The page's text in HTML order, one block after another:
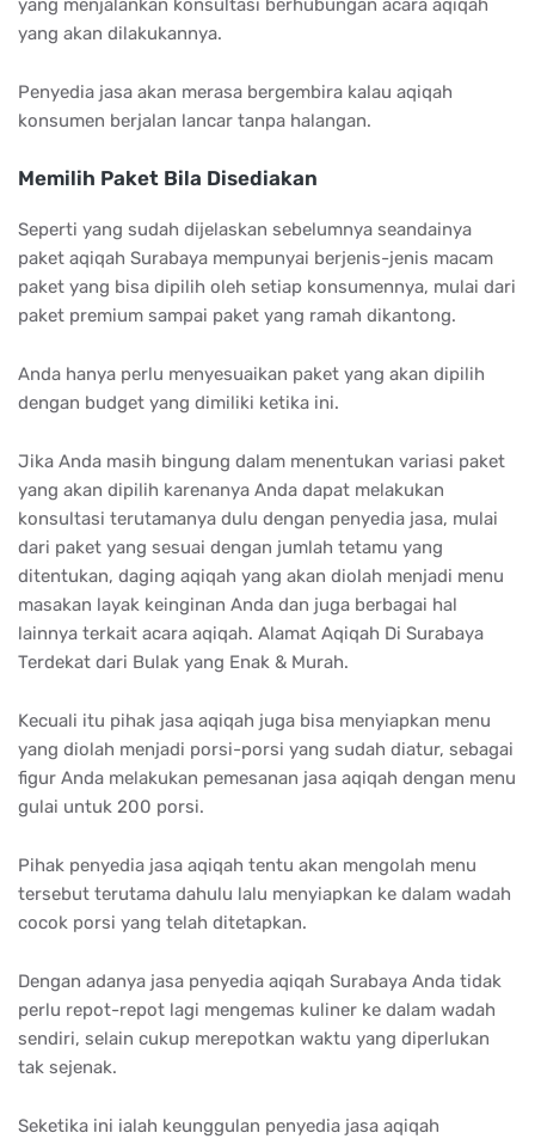
yang menjalankan konsultasi berhubungan acara aqiqah
yang akan dilakukannya.
Penyedia jasa akan merasa bergembira kalau aqiqah
konsumen berjalan lancar tanpa halangan.
Memilih Paket Bila Disediakan
Seperti yang sudah dijelaskan sebelumnya seandainya
paket aqiqah Surabaya mempunyai berjenis-jenis macam
paket yang bisa dipilih oleh setiap konsumennya, mulai dari
paket premium sampai paket yang ramah dikantong.
Anda hanya perlu menyesuaikan paket yang akan dipilih
dengan budget yang dimiliki ketika ini.
Jika Anda masih bingung dalam menentukan variasi paket
yang akan dipilih karenanya Anda dapat melakukan
konsultasi terutamanya dulu dengan penyedia jasa, mulai
dari paket yang sesuai dengan jumlah tetamu yang
ditentukan, daging aqiqah yang akan diolah menjadi menu
masakan layak keinginan Anda dan juga berbagai hal
lainnya terkait acara aqiqah. Alamat Aqiqah Di Surabaya
Terdekat dari Bulak yang Enak & Murah.
Kecuali itu pihak jasa aqiqah juga bisa menyiapkan menu
yang diolah menjadi porsi-porsi yang sudah diatur, sebagai
figur Anda melakukan pemesanan jasa aqiqah dengan menu
gulai untuk 200 porsi.
Pihak penyedia jasa aqiqah tentu akan mengolah menu
tersebut terutama dahulu lalu menyiapkan ke dalam wadah
cocok porsi yang telah ditetapkan.
Dengan adanya jasa penyedia aqiqah Surabaya Anda tidak
perlu repot-repot lagi mengemas kuliner ke dalam wadah
sendiri, selain cukup merepotkan waktu yang diperlukan
tak sejenak.
Seketika ini ialah keunggulan penyedia jasa aqiqah